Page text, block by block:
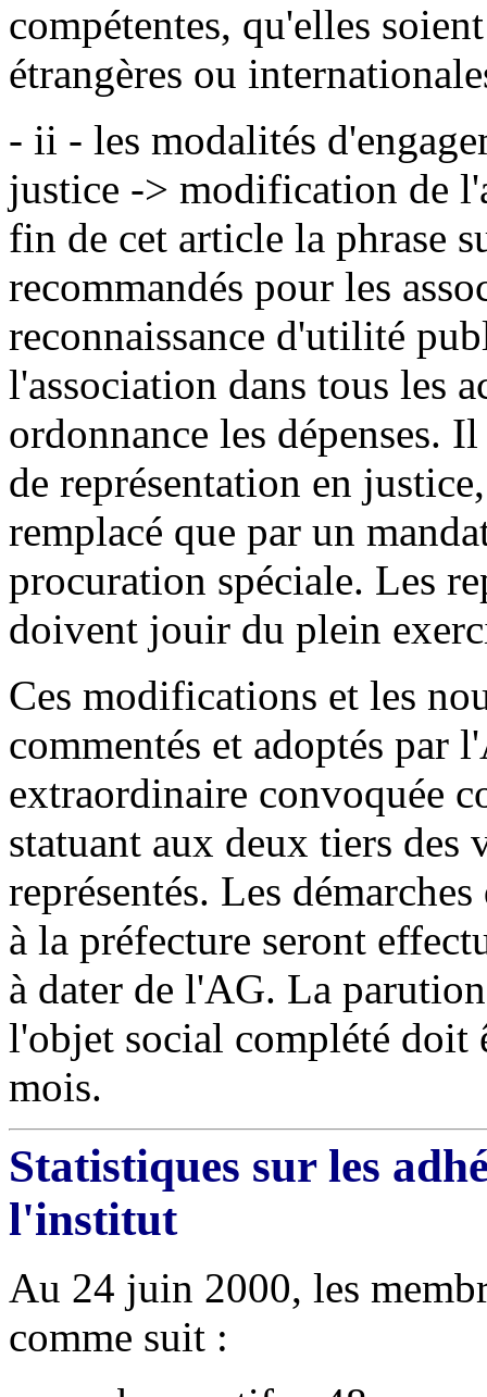
compétentes, qu'elles
étrangères ou
- ii - les modalités
justice -> modification de
fin de cet article la phrase
recommandés pour les
reconnaissance d'utilité
l'association dans tous les
ordonnance les dépenses.
de représentation en
remplacé que par un
procuration spéciale. Les
doivent jouir du plein
Ces modifications et les
commentés et adoptés par
extraordinaire convoquée
statuant aux deux tiers des
représentés. Les
à la préfecture seront
à dater de l'AG. La
l'objet social complété doit
mois.
Statistiques sur les
l'institut
Au 24 juin 2000, les
comme suit :